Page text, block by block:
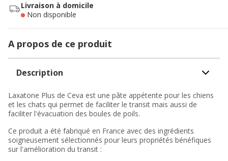
Livraison à domicile
Non disponible
A propos de ce produit
Description
Laxatone Plus de Ceva est une pâte appétente pour les chiens
et les chats qui permet de faciliter le transit mais aussi de
faciliter l'évacuation des boules de poils.
Ce produit a été fabriqué en France avec des ingrédients
soigneusement sélectionnés pour leurs propriétés bénéfiques
sur l'amélioration du transit :